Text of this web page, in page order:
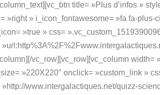
title= »Plus d’infos »
»right » i_icon_fontawesome= »fa fa-plus-
»true » css=
vc_row][vc_row][vc_column width=
»220X220″ onclick= »custom_link »
»http://www.intergalactiques.net/quizz-